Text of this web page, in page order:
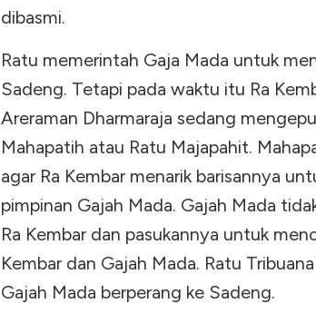
dibasmi.
Ratu memerintah Gaja Mada untuk
Sadeng. Tetapi pada waktu itu Ra
Areraman Dharmaraja sedang
Mahapatih atau Ratu Majapahit.
agar Ra Kembar menarik barisannya
pimpinan Gajah Mada. Gajah Mada
Ra Kembar dan pasukannya untuk
Kembar dan Gajah Mada. Ratu
Gajah Mada berperang ke Sadeng.